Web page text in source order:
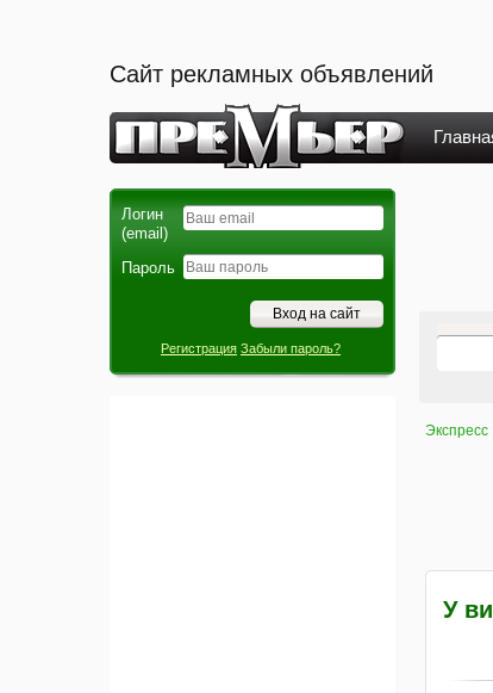
Сайт рекламных объявлений
Логин
(email)
Пароль
Регистрация Забыли пароль?
У